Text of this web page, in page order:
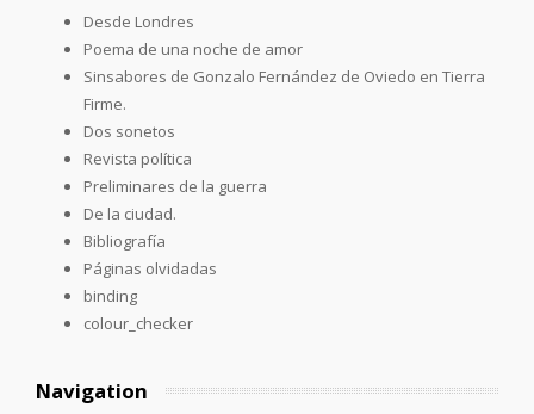
Desde Londres
Poema de una noche de amor
Sinsabores de Gonzalo Fernández de Oviedo en Tierra
Firme.
Dos sonetos
Revista política
Preliminares de la guerra
De la ciudad.
Bibliografía
Páginas olvidadas
binding
colour_checker
Navigation